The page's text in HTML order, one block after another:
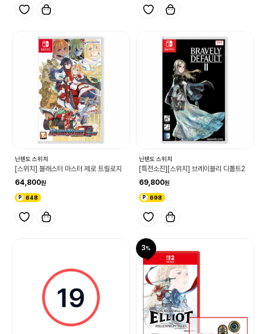
닌텐도 스위치
[스위치] 블래스터 마스터 제로 트릴로지
64,800
648
닌텐도 스위치
[특전소진][스위치] 브레이블리 디폴트2
69,800
698
3